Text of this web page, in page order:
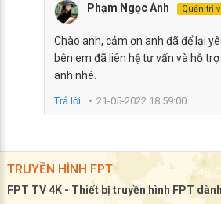
Phạm Ngọc Ánh Quản trị
Chào anh, cảm ơn anh đã để lại
bên em đã liên hệ tư vấn và hỗ
anh nhé.
Trả lời 21-05-2022 18:59:00
TRUYỀN HÌNH FPT
FPT TV 4K - Thiết bị truyền hình FPT